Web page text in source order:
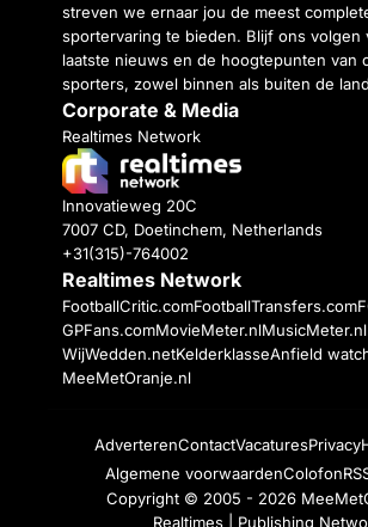
streven we ernaar jou de meest
sportervaring te bieden. Blijf ons volgen
laatste nieuws en de hoogtepunten van
sporters, zowel binnen als buiten de
Corporate & Media
Realtimes Network
Innovatieweg 20C
7007 CD, Doetinchem, Netherlands
+31(315)-764002
Realtimes Network
FootballCritic.comFootballTransfers.com
GPFans.comMovieMeter.nlMusicMeter.nl
WijWedden.netKelderklasseAnfield
MeeMetOranje.nl
AdverterenContactVacaturesPrivacy
Algemene voorwaardenColofon
Copyright © 2005 - 2026
Realtimes | Publishing